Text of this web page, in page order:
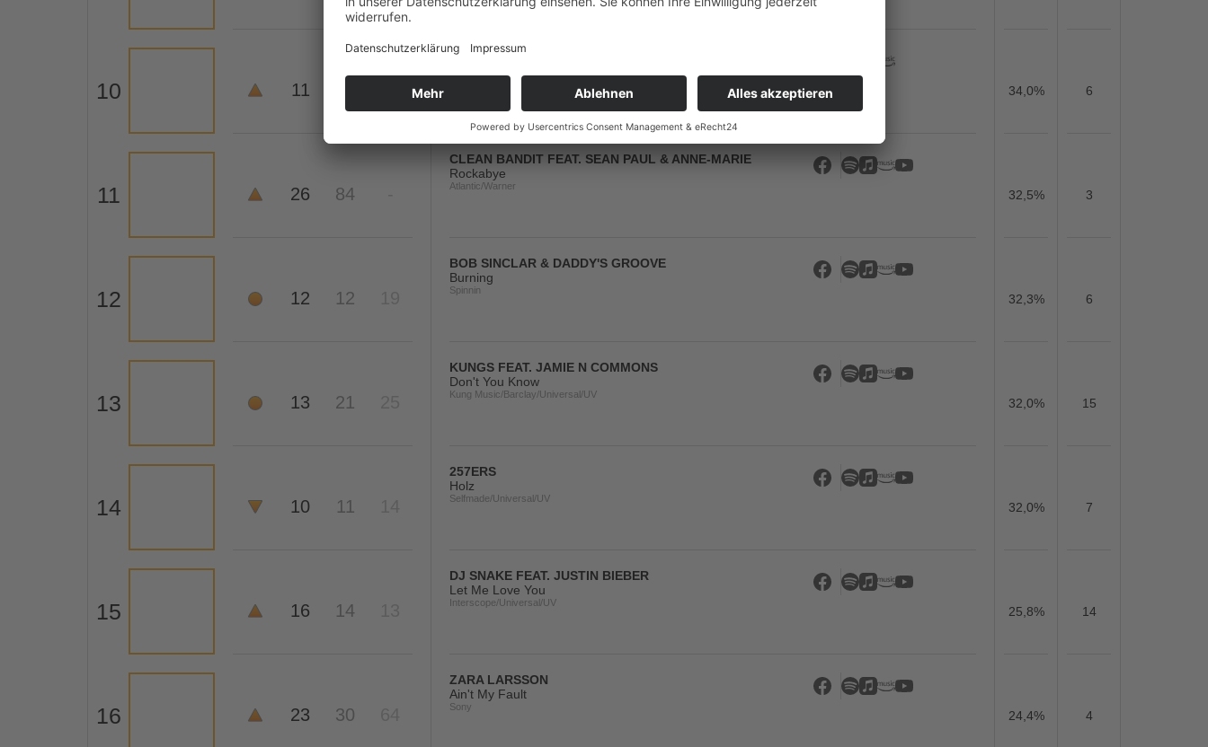
10 11
TOM PULSE & SYDNEY YOUNGBLOOD
Mental Madness/KNM
34,0% 6
11 26 84
CLEAN BANDIT FEAT. SEAN PAUL & ANNE-MARIE
Rockabye
Atlantic/Warner
32,5% 3
12 12 12
BOB SINCLAR & DADDY'S GROOVE
Burning
Spinnin
32,3% 6
13 13 21
KUNGS FEAT. JAMIE N COMMONS
Don't You Know
Kung Music/Barclay/Universal/UV
32,0% 15
14 10 11
257ERS
Holz
Selfmade/Universal/UV
32,0% 7
15 16 14
DJ SNAKE FEAT. JUSTIN BIEBER
Let Me Love You
Interscope/Universal/UV
25,8% 14
16 23 30
ZARA LARSSON
Ain't My Fault
Sony
24,4% 4